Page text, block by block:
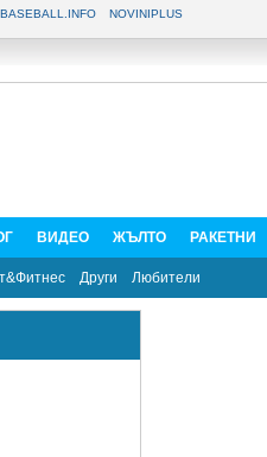
NOVINIPLUS
ВИДЕО ЖЪЛТО РАКЕТНИ
Други Любители